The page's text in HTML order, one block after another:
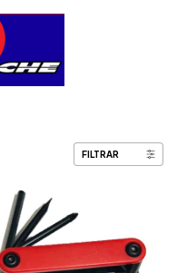
FILTRAR